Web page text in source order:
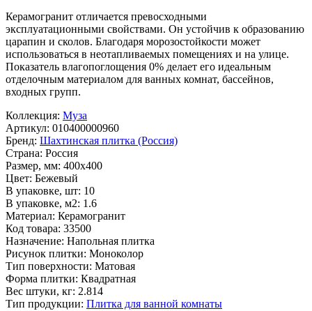
Керамогранит отличается превосходными
эксплуатационными свойствами. Он устойчив к образованию
царапин и сколов. Благодаря морозостойкости может
использоваться в неотапливаемых помещениях и на улице.
Показатель влагопоглощения 0% делает его идеальным
отделочным материалом для ванных комнат, бассейнов,
входных групп.
Коллекция: Муза
Артикул: 010400000960
Бренд: Шахтинская плитка (Россия)
Страна: Россия
Размер, мм: 400x400
Цвет: Бежевый
В упаковке, шт: 10
В упаковке, м2: 1.6
Материал: Керамогранит
Код товара: 33500
Назначение: Напольная плитка
Рисунок плитки: Моноколор
Тип поверхности: Матовая
Форма плитки: Квадратная
Вес штуки, кг: 2.814
Тип продукции: Плитка для ванной комнаты